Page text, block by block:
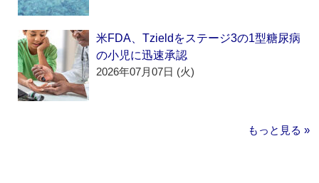
米FDA、Tzieldをステージ3の1型糖尿病
の小児に迅速承認
2026年07月07日 (火)
もっと見る »